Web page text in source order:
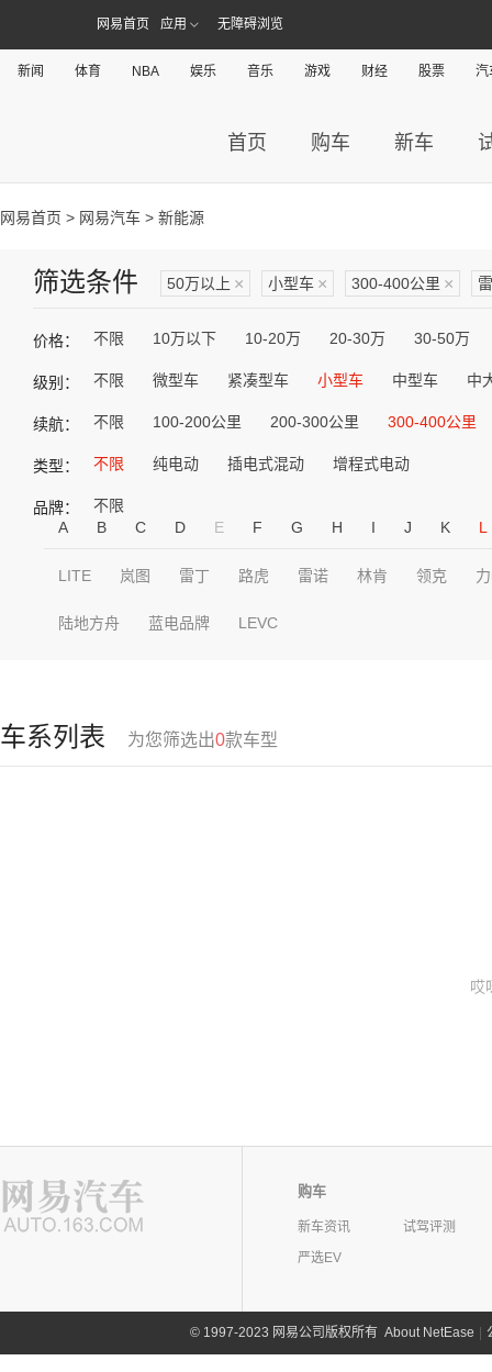
网易首页 应用 无障碍浏览
新闻 体育 NBA 娱乐 音乐 游戏 财经 股票 汽
首页 购车 新车
网易首页 > 网易汽车 > 新能源
筛选条件 50万以上 × 小型车 × 300-400公里 ×
价格： 不限 10万以下 10-20万 20-30万 30-50万
级别： 不限 微型车 紧凑型车 小型车 中型车 中
续航： 不限 100-200公里 200-300公里 300-400公里
类型： 不限 纯电动 插电式混动 增程式电动
品牌：
不限
A
B C D E F G H I J K L
LITE 岚图 雷丁 路虎 雷诺 林肯 领克
陆地方舟 蓝电品牌 LEVC
车系列表 为您筛选出0款车型
哎
购车
新车资讯
试驾评测
严选EV
©1997-2023 网易公司版权所有 About NetEase